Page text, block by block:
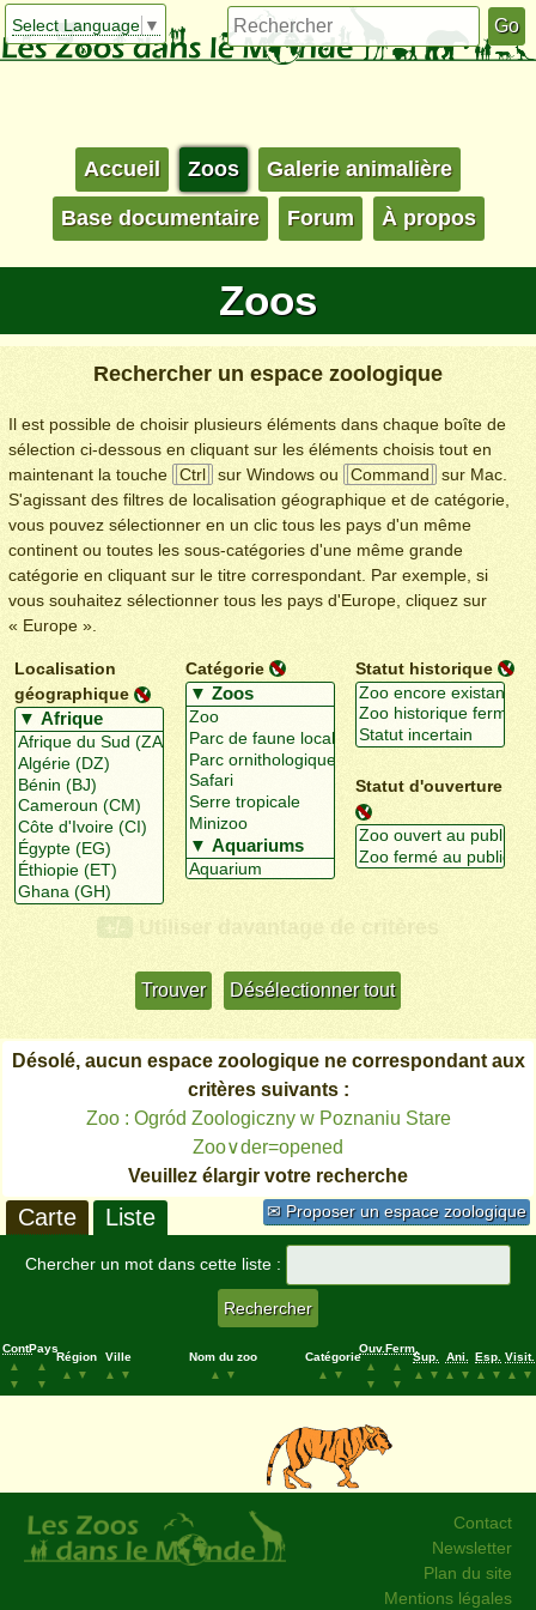
Select Language ▼
Accueil Zoos Galerie animalière
Base documentaire Forum À propos
Zoos
Rechercher un espace zoologique
Il est possible de choisir plusieurs éléments dans chaque boîte de
sélection ci-dessous en cliquant sur les éléments choisis tout en
maintenant la touche
Ctrl sur Windows ou Command
sur Mac.
S'agissant des filtres de localisation géographique et de catégorie,
vous pouvez sélectionner en un clic tous les pays d'un même
continent ou toutes les sous-catégories d'une même grande
catégorie en cliquant sur le titre correspondant. Par exemple, si
vous souhaitez sélectionner tous les pays d'Europe, cliquez sur
« Europe ».
Localisation
géographique
Catégorie Statut historique
Statut d'ouverture
+/- Utiliser davantage de critères
Désolé, aucun espace zoologique ne correspondant aux
critères suivants :
Zoo : Ogród Zoologiczny w Poznaniu Stare
Zoo∨der=opened
Veuillez élargir votre recherche
✉ Proposer un espace zoologique
Carte Liste
Chercher un mot dans cette liste :
Cont.
▲
▼
Pays
▲
▼
Région
▲
▼
Ville
▲
▼
Nom du zoo
▲
▼
Catégorie
▲
▼
Ouv.
▲
▼
Ferm.
▲
▼
Sup.
▲
▼
Ani.
▲
▼
Esp.
▲
▼
Visit.
▲
▼
Contact
Newsletter
Plan du site
Mentions légales